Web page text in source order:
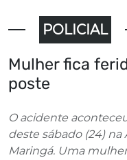
POLICIAL
Mulher fica
poste
O acidente
deste sábado (24)
Maringá. Uma